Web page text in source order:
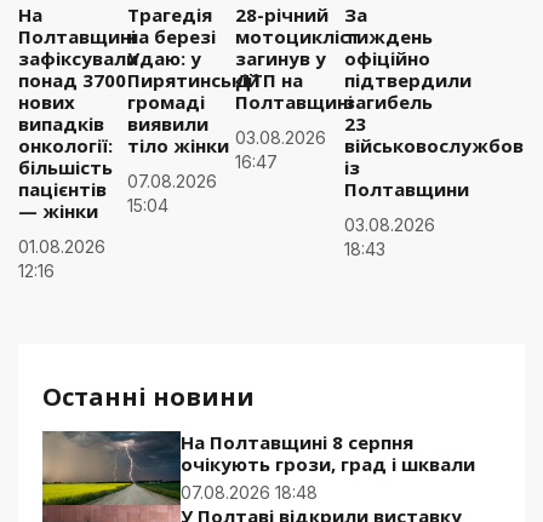
Останні новини
На Полтавщині 8 серпня
очікують грози, град і шквали
07.08.2026 18:48
У Полтаві відкрили виставку
На
Полтавщині
зафіксували
понад 3700
нових
випадків
онкології:
більшість
пацієнтів
— жінки
01.08.2026
12:16
Трагедія
на березі
Удаю: у
Пирятинській
громаді
виявили
тіло жінки
07.08.2026
15:04
28-річний
мотоцикліст
загинув у
ДТП на
Полтавщині
03.08.2026
16:47
За
тиждень
офіційно
підтвердили
загибель
23
із
Полтавщини
03.08.2026
18:43